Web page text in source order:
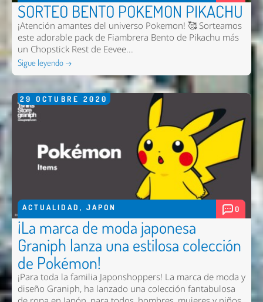
SORTEO BENTO POKEMON PIKACHU
¡Atención amantes del universo Pokemon! 🥰 Sorteamos
este adorable pack de Fiambrera Bento de Pikachu más
un Chopstick Rest de Eevee...
Sigue leyendo →
29 OCTUBRE 2020
ACTUALIDAD , JAPON 0
¡La marca de moda japonesa
Graniph lanza una estilosa colección
de Pokémon!
¡Para toda la familia Japonshoppers! La marca de moda y
diseño Graniph, ha lanzado una colección fantabulosa